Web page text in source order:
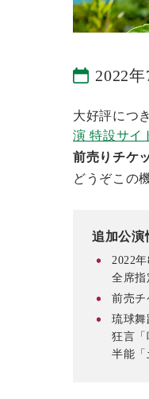
2022
大好評につ
演 特設サイ
前売りチケ
どうぞこの
追加公演
2022
全席指
前売チ
琉球舞
狂言「
半能「